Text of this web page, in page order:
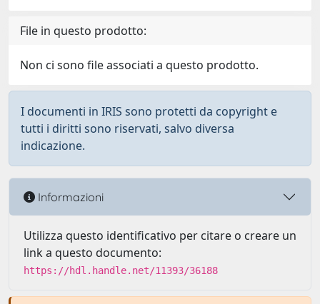
File in questo prodotto:
Non ci sono file associati a questo prodotto.
I documenti in IRIS sono protetti da copyright e
tutti i diritti sono riservati, salvo diversa
indicazione.
Informazioni
Utilizza questo identificativo per citare o creare un
link a questo documento:
https://hdl.handle.net/11393/36188